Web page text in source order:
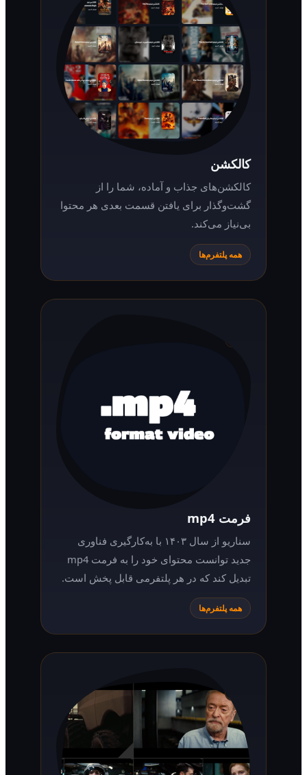
کالکشن‌های جذاب و آماده، شما را از
گشت‌وگذار برای یافتن قسمت بعدی هر محتوا
بی‌نیاز می‌کند.
همه پلتفرم‌ها
سناریو از سال ۱۴۰۳ با به‌کارگیری فناوری
جدید توانست محتوای خود را به فرمت mp4
تبدیل کند که در هر پلتفرمی قابل پخش است.
همه پلتفرم‌ها